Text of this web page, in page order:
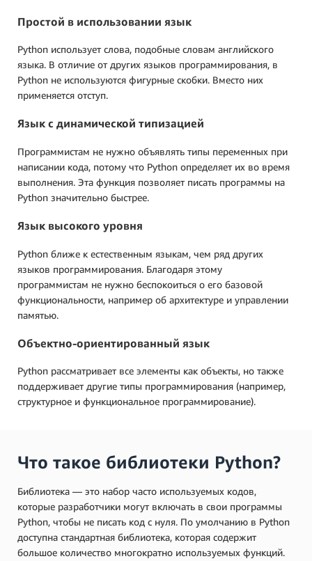
Простой в использовании язык
Python использует слова, подобные словам английского
языка. В отличие от других языков программирования, в
Python не используются фигурные скобки. Вместо них
применяется отступ.
Язык с динамической типизацией
Программистам не нужно объявлять типы переменных при
написании кода, потому что Python определяет их во время
выполнения. Эта функция позволяет писать программы на
Python значительно быстрее.
Язык высокого уровня
Python ближе к естественным языкам, чем ряд других
языков программирования. Благодаря этому
программистам не нужно беспокоиться о его базовой
функциональности, например об архитектуре и управлении
памятью.
Объектно-ориентированный язык
Python рассматривает все элементы как объекты, но также
поддерживает другие типы программирования (например,
структурное и функциональное программирование).
Что такое библиотеки Python?
Библиотека — это набор часто используемых кодов,
которые разработчики могут включать в свои программы
Python, чтобы не писать код с нуля. По умолчанию в Python
доступна стандартная библиотека, которая содержит
большое количество многократно используемых функций.